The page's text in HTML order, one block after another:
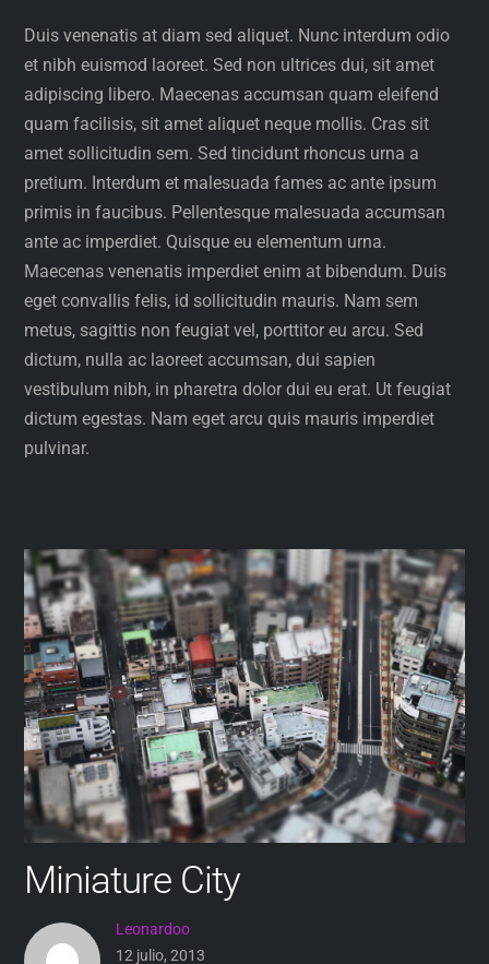
Duis venenatis at diam sed aliquet. Nunc interdum odio
et nibh euismod laoreet. Sed non ultrices dui, sit amet
adipiscing libero. Maecenas accumsan quam eleifend
quam facilisis, sit amet aliquet neque mollis. Cras sit
amet sollicitudin sem. Sed tincidunt rhoncus urna a
pretium. Interdum et malesuada fames ac ante ipsum
primis in faucibus. Pellentesque malesuada accumsan
ante ac imperdiet. Quisque eu elementum urna.
Maecenas venenatis imperdiet enim at bibendum. Duis
eget convallis felis, id sollicitudin mauris. Nam sem
metus, sagittis non feugiat vel, porttitor eu arcu. Sed
dictum, nulla ac laoreet accumsan, dui sapien
vestibulum nibh, in pharetra dolor dui eu erat. Ut feugiat
dictum egestas. Nam eget arcu quis mauris imperdiet
pulvinar.
Miniature City
Leonardoo
12 julio, 2013